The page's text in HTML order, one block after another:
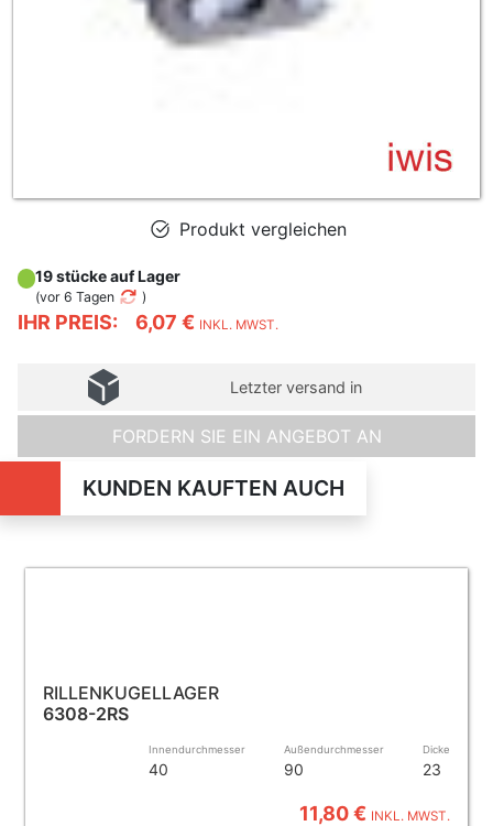
Produkt vergleichen
IHR PREIS: 6,07 € INKL. MWST.
19 stücke auf Lager
(vor 6 Tagen )
Letzter versand in
FORDERN SIE EIN ANGEBOT AN
KUNDEN KAUFTEN AUCH
RILLENKUGELLAGER
6308-2RS
Innendurchmesser
40
Außendurchmesser
90
Dicke
23
11,80 € INKL. MWST.